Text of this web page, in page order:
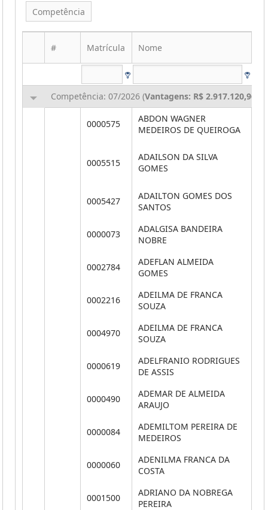
Competência
# Matrícula Nome
Competência: 07/2026 (Vantagens: R$ 2.917.120,96
0000575
ABDON WAGNER
MEDEIROS DE QUEIROGA
0005515
ADAILSON DA SILVA
GOMES
0005427
ADAILTON GOMES DOS
SANTOS
0000073
ADALGISA BANDEIRA
NOBRE
0002784
ADEFLAN ALMEIDA
GOMES
0002216
ADEILMA DE FRANCA
SOUZA
0004970
ADEILMA DE FRANCA
SOUZA
0000619
ADELFRANIO RODRIGUES
DE ASSIS
0000490
ADEMAR DE ALMEIDA
ARAUJO
0000084
ADEMILTOM PEREIRA DE
MEDEIROS
0000060
ADENILMA FRANCA DA
COSTA
0001500
ADRIANO DA NOBREGA
PEREIRA